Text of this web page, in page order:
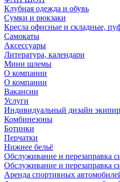
Клубная одежда и обувь
Сумки и рюкзаки
Кресла офисные и складные,
Самокаты
Аксессуары
Литература, календари
Мини шлемы
О компании
О компании
Вакансии
Услуги
Индивидуальный дизайн
Комбинезоны
Ботинки
Перчатки
Нижнее бельё
Обслуживание и перезаправка
Обслуживание и перезаправка
Аренда спортивных